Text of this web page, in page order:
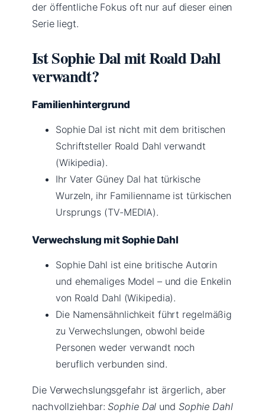
der öffentliche Fokus oft nur auf dieser einen
Serie liegt.
Ist Sophie Dal mit Roald Dahl
verwandt?
Familienhintergrund
Sophie Dal ist nicht mit dem britischen
Schriftsteller Roald Dahl verwandt
(Wikipedia).
Ihr Vater Güney Dal hat türkische
Wurzeln, ihr Familienname ist türkischen
Ursprungs (TV-MEDIA).
Verwechslung mit Sophie Dahl
Sophie Dahl ist eine britische Autorin
und ehemaliges Model – und die Enkelin
von Roald Dahl (Wikipedia).
Die Namensähnlichkeit führt regelmäßig
zu Verwechslungen, obwohl beide
Personen weder verwandt noch
beruflich verbunden sind.
Die Verwechslungsgefahr ist ärgerlich, aber
nachvollziehbar:Sophie Dal und Sophie Dahl